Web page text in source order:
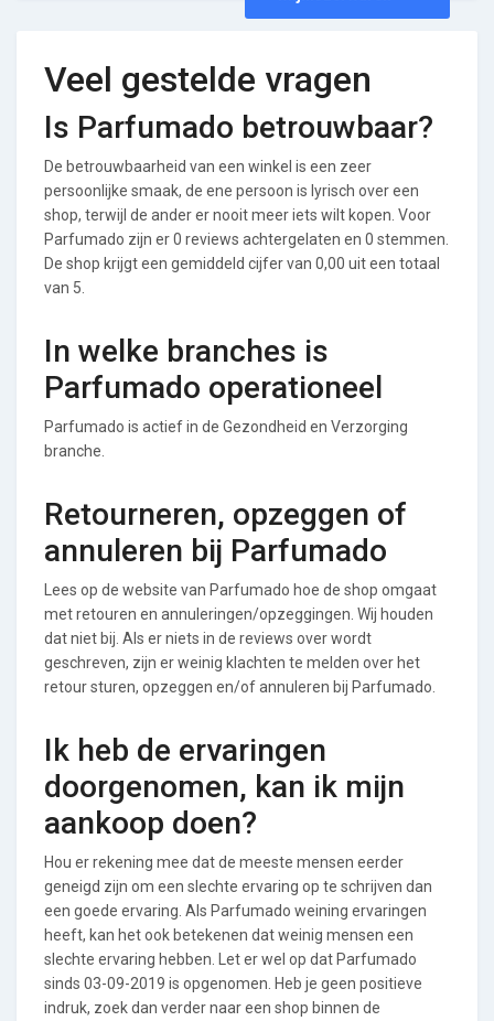
Veel gestelde vragen
Is Parfumado betrouwbaar?
De betrouwbaarheid van een winkel is een zeer
persoonlijke smaak, de ene persoon is lyrisch over een
shop, terwijl de ander er nooit meer iets wilt kopen. Voor
Parfumado zijn er 0 reviews achtergelaten en 0 stemmen.
De shop krijgt een gemiddeld cijfer van 0,00 uit een totaal
van 5.
In welke branches is
Parfumado operationeel
Parfumado is actief in de Gezondheid en Verzorging
branche.
Retourneren, opzeggen of
annuleren bij Parfumado
Lees op de website van Parfumado hoe de shop omgaat
met retouren en annuleringen/opzeggingen. Wij houden
dat niet bij. Als er niets in de reviews over wordt
geschreven, zijn er weinig klachten te melden over het
retour sturen, opzeggen en/of annuleren bij Parfumado.
Ik heb de ervaringen
doorgenomen, kan ik mijn
aankoop doen?
Hou er rekening mee dat de meeste mensen eerder
geneigd zijn om een slechte ervaring op te schrijven dan
een goede ervaring. Als Parfumado weining ervaringen
heeft, kan het ook betekenen dat weinig mensen een
slechte ervaring hebben. Let er wel op dat Parfumado
sinds 03-09-2019 is opgenomen. Heb je geen positieve
indruk, zoek dan verder naar een shop binnen de